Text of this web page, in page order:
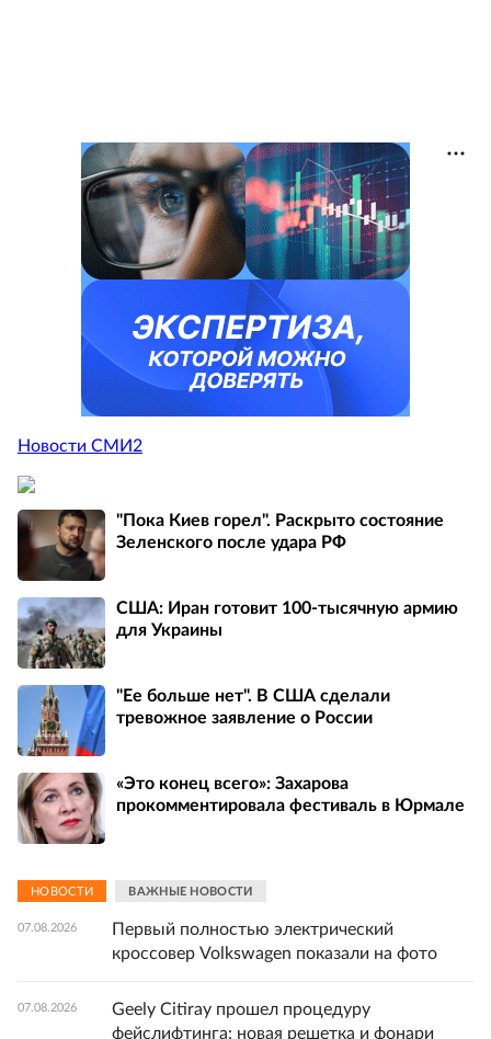
Новости СМИ2
"Пока Киев горел". Раскрыто состояние
Зеленского после удара РФ
США: Иран готовит 100-тысячную армию
для Украины
"Ее больше нет". В США сделали
тревожное заявление о России
«Это конец всего»: Захарова
прокомментировала фестиваль в Юрмале
НОВОСТИ ВАЖНЫЕ НОВОСТИ
07.08.2026
Первый полностью электрический
кроссовер Volkswagen показали на фото
07.08.2026
Geely Citiray прошел процедуру
фейслифтинга: новая решетка и фонари